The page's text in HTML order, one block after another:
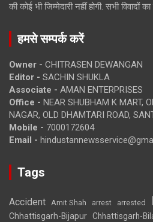
की कोई भी जिम्मेदारी नहीं होगी. सभी विवादों का
हमसे सम्पर्क करें
Owner - CHITRASEN DEWANGAN
Editor - SACHIN SHUKLA
Associate - AMAN ENTERPRISES
Office - NEAR SHUBHAM K MART,
NAGAR, OLD DHAMTARI ROAD,
Mobile - 7000172604
Email -
Tags
Accident Amit Shah arrest arrested
Chhattisgarh-Bijapur Chhattisgarh-